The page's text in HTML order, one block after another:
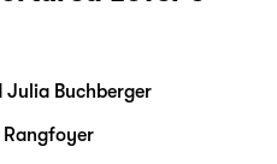
Julia Buchberger
Rangfoyer